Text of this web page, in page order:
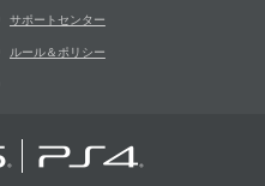
サポートセンター
ルール＆ポリシー